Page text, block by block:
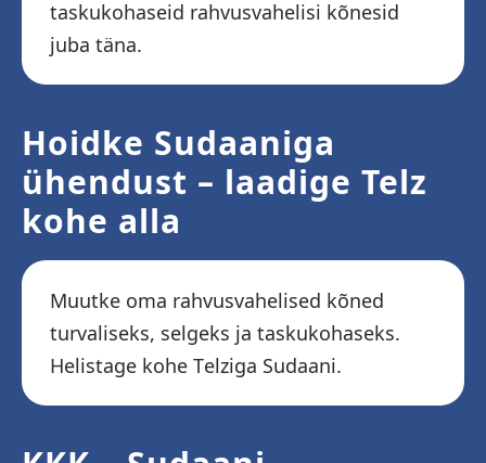
taskukohaseid rahvusvahelisi kõnesid
juba täna.
Hoidke Sudaaniga
ühendust – laadige Telz
kohe alla
Muutke oma rahvusvahelised kõned
turvaliseks, selgeks ja taskukohaseks.
Helistage kohe Telziga Sudaani.